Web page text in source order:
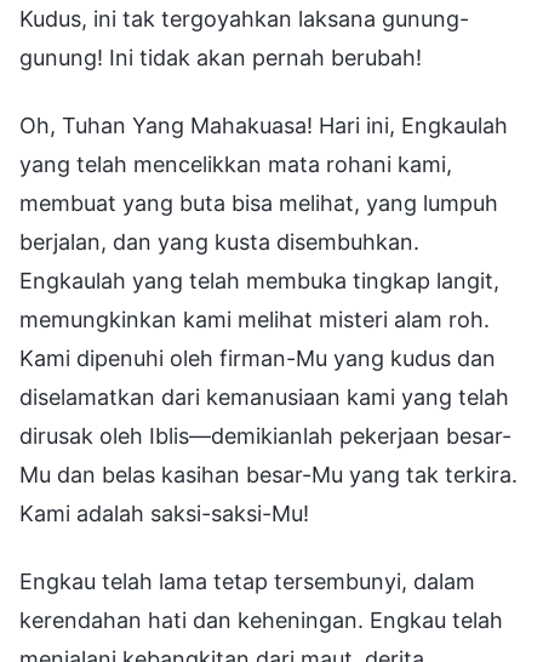
Kudus, ini tak tergoyahkan laksana gunung-
gunung! Ini tidak akan pernah berubah!
Oh, Tuhan Yang Mahakuasa! Hari ini, Engkaulah
yang telah mencelikkan mata rohani kami,
membuat yang buta bisa melihat, yang lumpuh
berjalan, dan yang kusta disembuhkan.
Engkaulah yang telah membuka tingkap langit,
memungkinkan kami melihat misteri alam roh.
Kami dipenuhi oleh firman-Mu yang kudus dan
diselamatkan dari kemanusiaan kami yang telah
dirusak oleh Iblis—demikianlah pekerjaan besar-
Mu dan belas kasihan besar-Mu yang tak terkira.
Kami adalah saksi-saksi-Mu!
Engkau telah lama tetap tersembunyi, dalam
kerendahan hati dan keheningan. Engkau telah